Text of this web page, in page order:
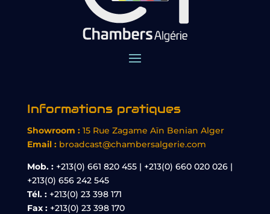
Informations pratiques
Showroom : 15 Rue Zagame Aïn Benian Alger
Email : broadcast@chambersalgerie.com
Mob. :+213(0) 661 820 455 | +213(0) 660 020 026 |
+213(0) 656 242 545
Tél. : +213(0) 23 398 171
Fax : +213(0) 23 398 170